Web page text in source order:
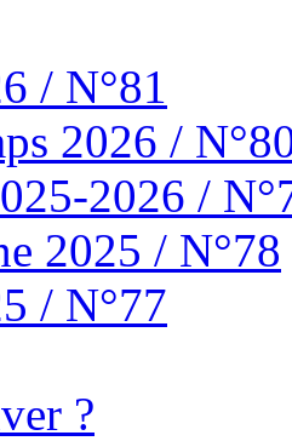
/ N°81
2026 /
2026 /
2025 / N°78
/ N°77
?